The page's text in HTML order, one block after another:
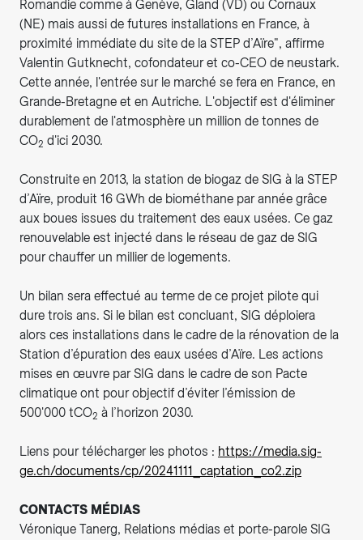
Romandie comme à Genève, Gland (VD) ou Cornaux
(NE) mais aussi de futures installations en France, à
proximité immédiate du site de la STEP d’Aïre", affirme
Valentin Gutknecht, cofondateur et co-CEO de neustark.
Cette année, l'entrée sur le marché se fera en France, en
Grande-Bretagne et en Autriche. L'objectif est d'éliminer
durablement de l'atmosphère un million de tonnes de
CO2 d'ici 2030.
Construite en 2013, la station de biogaz de SIG à la STEP
d’Aïre, produit 16 GWh de biométhane par année grâce
aux boues issues du traitement des eaux usées. Ce gaz
renouvelable est injecté dans le réseau de gaz de SIG
pour chauffer un millier de logements.
Un bilan sera effectué au terme de ce projet pilote qui
dure trois ans. Si le bilan est concluant, SIG déploiera
alors ces installations dans le cadre de la rénovation de la
Station d’épuration des eaux usées d’Aïre. Les actions
mises en œuvre par SIG dans le cadre de son Pacte
climatique ont pour objectif d’éviter l’émission de
500'000 tCO2 à l’horizon 2030.
Liens pour télécharger les photos : https://media.sig-
ge.ch/documents/cp/20241111_captation_co2.zip
CONTACTS MÉDIAS
Véronique Tanerg, Relations médias et porte-parole SIG